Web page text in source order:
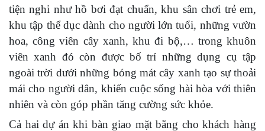
tiện nghi như hồ bơi đạt chuẩn, khu sân chơi trẻ em,
khu tập thể dục dành cho người lớn tuổi, những vườn
hoa, công viên cây xanh, khu đi bộ,… trong khuôn
viên xanh đó còn được bố trí những dụng cụ tập
ngoài trời dưới những bóng mát cây xanh tạo sự thoải
mái cho người dân, khiến cuộc sống hài hòa với thiên
nhiên và còn góp phần tăng cường sức khỏe.
Cả hai dự án khi bàn giao mặt bằng cho khách hàng